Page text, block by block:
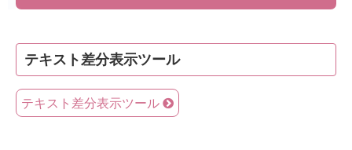
テキスト差分表示ツール
テキスト差分表示ツール